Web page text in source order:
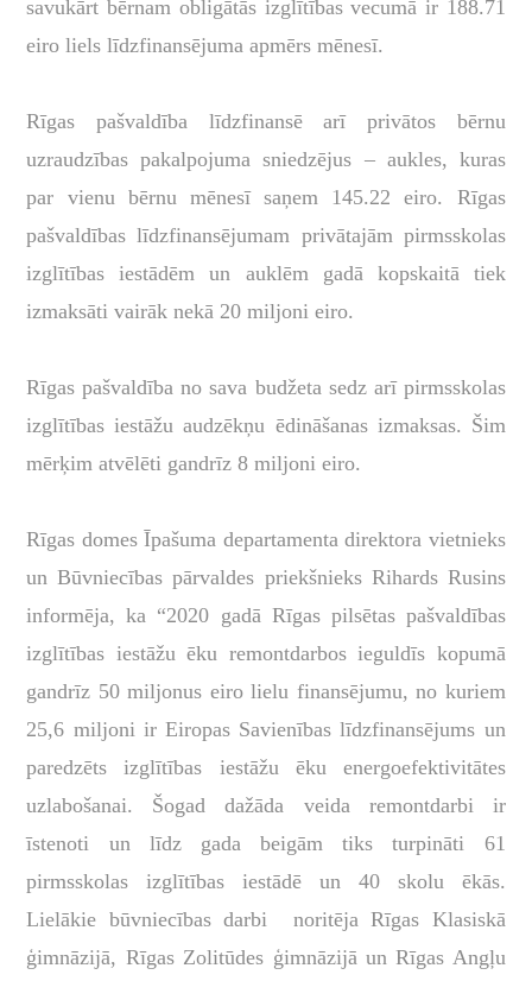
savukārt bērnam obligātās izglītības vecumā ir 188.71
eiro liels līdzfinansējuma apmērs mēnesī.
Rīgas pašvaldība līdzfinansē arī privātos bērnu
uzraudzības pakalpojuma sniedzējus – aukles, kuras
par vienu bērnu mēnesī saņem 145.22 eiro. Rīgas
pašvaldības līdzfinansējumam privātajām pirmsskolas
izglītības iestādēm un auklēm gadā kopskaitā tiek
izmaksāti vairāk nekā 20 miljoni eiro.
Rīgas pašvaldība no sava budžeta sedz arī pirmsskolas
izglītības iestāžu audzēkņu ēdināšanas izmaksas. Šim
mērķim atvēlēti gandrīz 8 miljoni eiro.
Rīgas domes Īpašuma departamenta direktora vietnieks
un Būvniecības pārvaldes priekšnieks Rihards Rusins
informēja, ka “2020 gadā Rīgas pilsētas pašvaldības
izglītības iestāžu ēku remontdarbos ieguldīs kopumā
gandrīz 50 miljonus eiro lielu finansējumu, no kuriem
25,6 miljoni ir Eiropas Savienības līdzfinansējums un
paredzēts izglītības iestāžu ēku energoefektivitātes
uzlabošanai. Šogad dažāda veida remontdarbi ir
īstenoti un līdz gada beigām tiks turpināti 61
pirmsskolas izglītības iestādē un 40 skolu ēkās.
Lielākie būvniecības darbi noritēja Rīgas Klasiskā
ģimnāzijā, Rīgas Zolitūdes ģimnāzijā un Rīgas Angļu